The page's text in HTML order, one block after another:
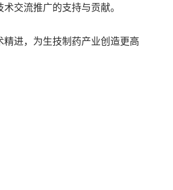
交流推广的支持与贡献。
进，为生技制药产业创造更高